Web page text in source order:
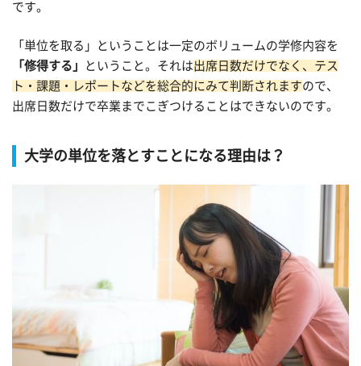
です。
「単位を取る」ということは一定のボリュームの学修内容を
「修得する」
ということ。それは出席日数だけでなく、テス
ト・課題・レポートなどを総合的にみて判断されますので、
出席日数だけで卒業までこぎつけることはできないのです。
大学の単位を落とすことになる理由は？